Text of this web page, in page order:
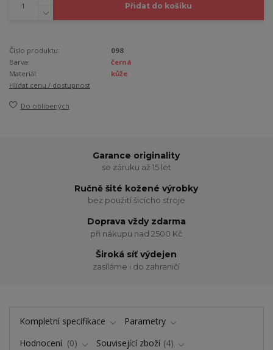
Přidat do košíku
Číslo produktu:
098
Barva:
černá
Materiál:
kůže
Hlídat cenu / dostupnost
Do oblíbených
Garance originality
se záruku až 15 let
Ručně šité kožené výrobky
bez použití šicícho stroje
Doprava vždy zdarma
při nákupu nad 2500 Kč
Široká síť výdejen
zasíláme i do zahraničí
Kompletní specifikace
Parametry
Hodnocení
0 Související zboží 4